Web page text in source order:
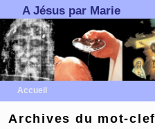
A Jésus par Marie
Accueil
Archives du mot-clef